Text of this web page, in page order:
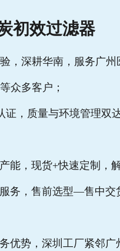
初效过滤器
，深耕华南，服务广
众多客户；
，质量与环境管理双
，现货+快速定制，解
，售前选型—售中交
势，深圳工厂紧邻广